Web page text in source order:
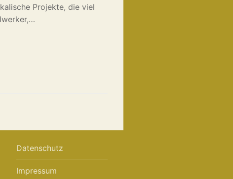
Projekte, die viel
Datenschutz
Impressum